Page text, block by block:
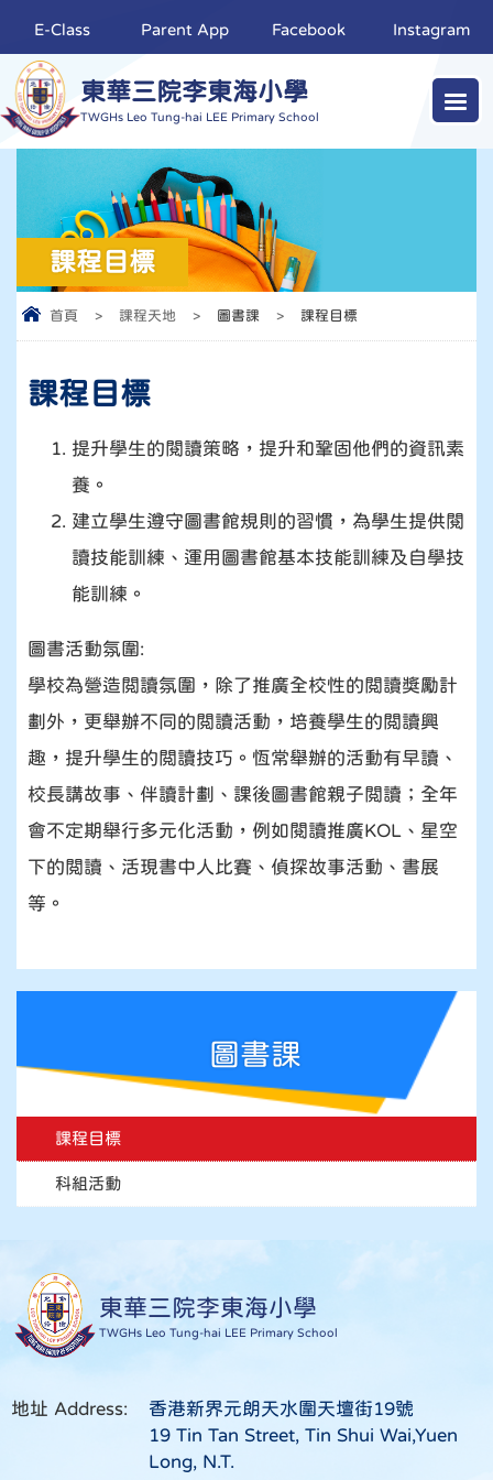
東華三院李東海小學
TWGHs Leo Tung-hai LEE Primary School
E-Class Parent App Facebook Instagram
課程目標
首頁 > 課程天地 > 圖書課 > 課程目標
課程目標
提升學生的閱讀策略，提升和鞏固他們的資訊素
養。
建立學生遵守圖書館規則的習慣，為學生提供閱
讀技能訓練、運用圖書館基本技能訓練及自學技
能訓練。
圖書活動氛圍:
學校為營造閲讀氛圍，除了推廣全校性的閲讀獎勵計
劃外，更舉辦不同的閲讀活動，培養學生的閲讀興
趣，提升學生的閲讀技巧。恆常舉辦的活動有早讀、
校長講故事、伴讀計劃、課後圖書館親子閲讀；全年
會不定期舉行多元化活動，例如閱讀推廣KOL、星空
下的閲讀、活現書中人比賽、偵探故事活動、書展
等。
圖書課
課程目標
科組活動
東華三院李東海小學
TWGHs Leo Tung-hai LEE Primary School
地址 Address:
香港新界元朗天水圍天壇街19號
19 Tin Tan Street, Tin Shui Wai,Yuen
Long, N.T.